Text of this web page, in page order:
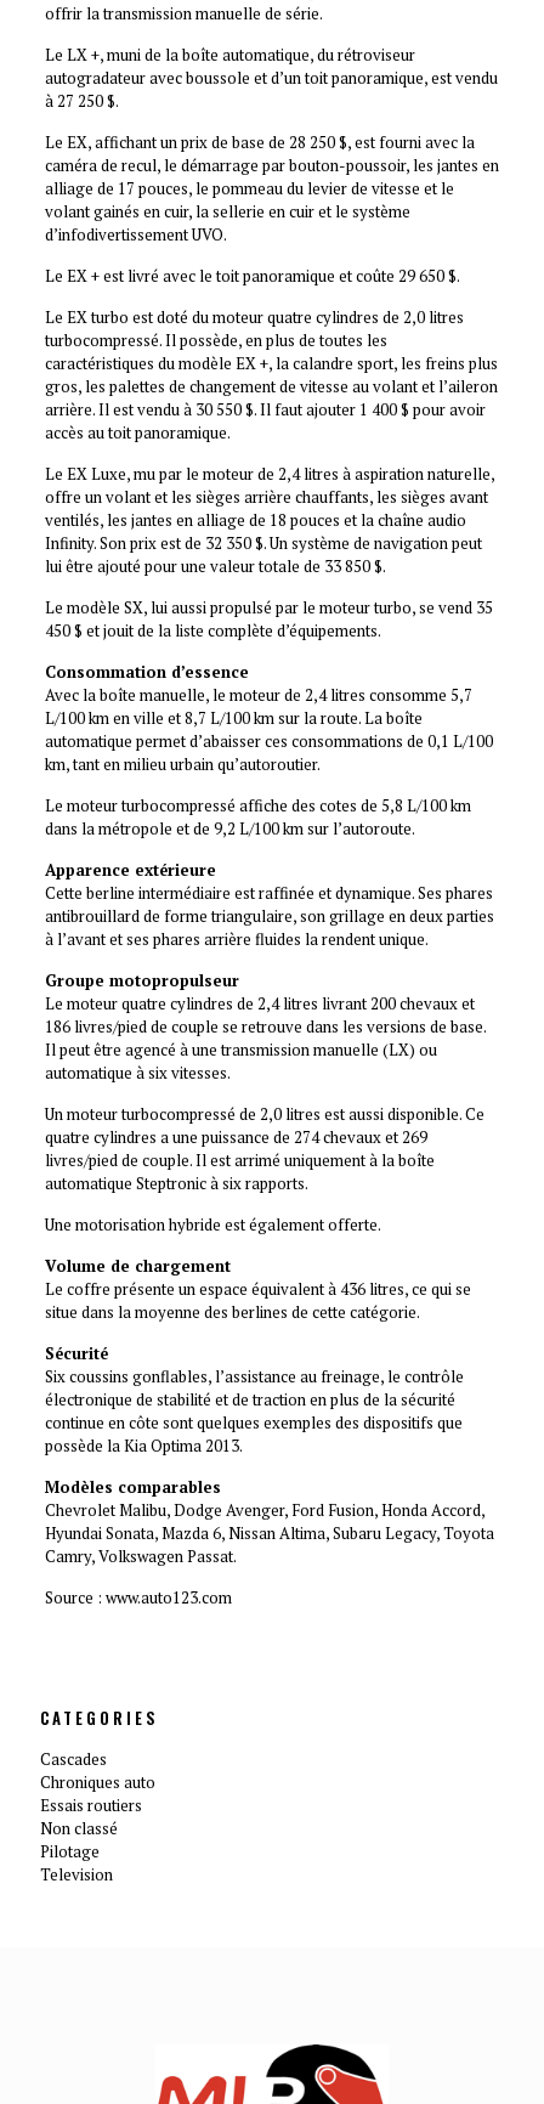
offrir la transmission manuelle de série.
Le LX +, muni de la boîte automatique, du rétroviseur
autogradateur avec boussole et d’un toit panoramique, est vendu
à 27 250 $.
Le EX, affichant un prix de base de 28 250 $, est fourni avec la
caméra de recul, le démarrage par bouton-poussoir, les jantes en
alliage de 17 pouces, le pommeau du levier de vitesse et le
volant gainés en cuir, la sellerie en cuir et le système
d’infodivertissement UVO.
Le EX + est livré avec le toit panoramique et coûte 29 650 $.
Le EX turbo est doté du moteur quatre cylindres de 2,0 litres
turbocompressé. Il possède, en plus de toutes les
caractéristiques du modèle EX +, la calandre sport, les freins plus
gros, les palettes de changement de vitesse au volant et l’aileron
arrière. Il est vendu à 30 550 $. Il faut ajouter 1 400 $ pour avoir
accès au toit panoramique.
Le EX Luxe, mu par le moteur de 2,4 litres à aspiration naturelle,
offre un volant et les sièges arrière chauffants, les sièges avant
ventilés, les jantes en alliage de 18 pouces et la chaîne audio
Infinity. Son prix est de 32 350 $. Un système de navigation peut
lui être ajouté pour une valeur totale de 33 850 $.
Le modèle SX, lui aussi propulsé par le moteur turbo, se vend 35
450 $ et jouit de la liste complète d’équipements.
Consommation d’essence
Avec la boîte manuelle, le moteur de 2,4 litres consomme 5,7
L/100 km en ville et 8,7 L/100 km sur la route. La boîte
automatique permet d’abaisser ces consommations de 0,1 L/100
km, tant en milieu urbain qu’autoroutier.
Le moteur turbocompressé affiche des cotes de 5,8 L/100 km
dans la métropole et de 9,2 L/100 km sur l’autoroute.
Apparence extérieure
Cette berline intermédiaire est raffinée et dynamique. Ses phares
antibrouillard de forme triangulaire, son grillage en deux parties
à l’avant et ses phares arrière fluides la rendent unique.
Groupe motopropulseur
Le moteur quatre cylindres de 2,4 litres livrant 200 chevaux et
186 livres/pied de couple se retrouve dans les versions de base.
Il peut être agencé à une transmission manuelle (LX) ou
automatique à six vitesses.
Un moteur turbocompressé de 2,0 litres est aussi disponible. Ce
quatre cylindres a une puissance de 274 chevaux et 269
livres/pied de couple. Il est arrimé uniquement à la boîte
automatique Steptronic à six rapports.
Une motorisation hybride est également offerte.
Volume de chargement
Le coffre présente un espace équivalent à 436 litres, ce qui se
situe dans la moyenne des berlines de cette catégorie.
Sécurité
Six coussins gonflables, l’assistance au freinage, le contrôle
électronique de stabilité et de traction en plus de la sécurité
continue en côte sont quelques exemples des dispositifs que
possède la Kia Optima 2013.
Modèles comparables
Chevrolet Malibu, Dodge Avenger, Ford Fusion, Honda Accord,
Hyundai Sonata, Mazda 6, Nissan Altima, Subaru Legacy, Toyota
Camry, Volkswagen Passat.
Source : www.auto123.com
CATEGORIES
Cascades
Chroniques auto
Essais routiers
Non classé
Pilotage
Television